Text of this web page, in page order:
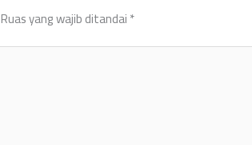
Ruas yang wajib ditandai*